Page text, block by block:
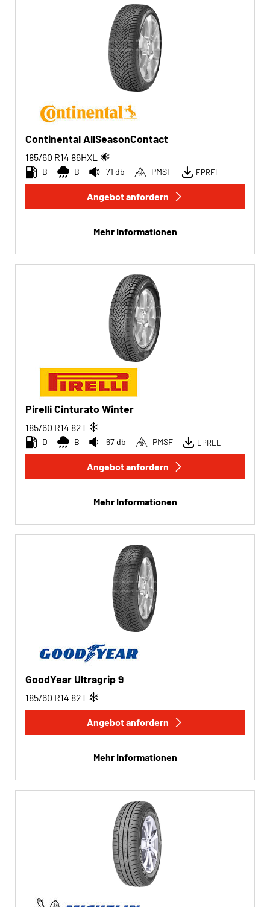
Continental AllSeasonContact
185/60 R14 86HXL
B B 71 db PMSF EPREL
Angebot anfordern
Mehr Informationen
Pirelli Cinturato Winter
185/60 R14 82T
D B 67 db PMSF EPREL
Angebot anfordern
Mehr Informationen
GoodYear Ultragrip 9
185/60 R14 82T
Angebot anfordern
Mehr Informationen